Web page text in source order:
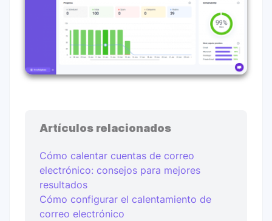
Artículos relacionados
Cómo calentar cuentas de correo
electrónico: consejos para mejores
resultados
Cómo configurar el calentamiento de
correo electrónico